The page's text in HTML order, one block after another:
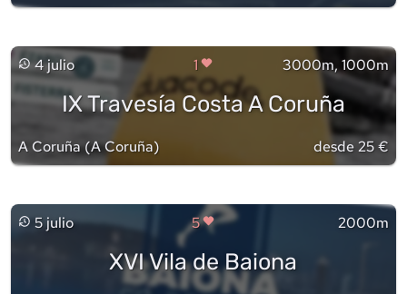
4 julio 1 3000m, 1000m
IX Travesía Costa A Coruña
A Coruña(A Coruña) desde 25 €
5 julio 5 2000m
XVI Vila de Baiona